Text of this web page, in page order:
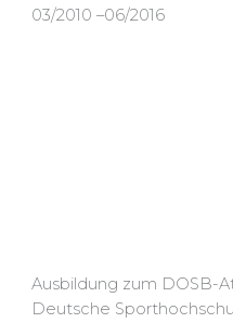
03/2010 –06/2016
Ausbildung zum DOSB-
Deutsche